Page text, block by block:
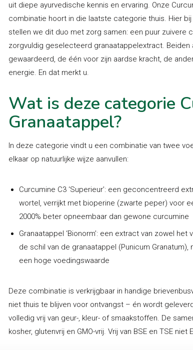
uit diepe ayurvedische kennis en ervaring. Onze
combinatie hoort in die laatste categorie thuis. Hier
stellen we dit duo met zorg samen: een puur zuivere
zorgvuldig geselecteerd granaatappelextract. Beiden
gewaardeerd, de één voor zijn aardse kracht, de
energie. En dat merkt u.
Wat is deze categorie
Granaatappel?
In deze categorie vindt u een combinatie van twee
elkaar op natuurlijke wijze aanvullen:
Curcumine C3 ‘Superieur’: een geconcentreerd
wortel, verrijkt met bioperine (zwarte peper) voor
2000% beter opneembaar dan gewone curcumine
Granaatappel ‘Bionorm’: een extract van zowel het
de schil van de granaatappel (Punicum Granatum),
een hoge voedingswaarde
Deze combinatie is verkrijgbaar in handige
niet thuis te blijven voor ontvangst – én wordt
volledig vrij van geur-, kleur- of smaakstoffen. De
kosher, glutenvrij en GMO-vrij. Vrij van BSE en TSE niet